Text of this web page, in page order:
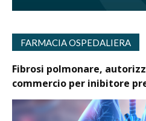
FARMACIA OSPEDALIERA
Fibrosi polmonare,
commercio per inibitore